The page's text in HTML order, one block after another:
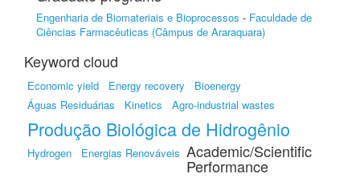
Engenharia de Biomateriais e Bioprocessos - Faculdade de
Ciências Farmacêuticas (Câmpus de Araraquara)
Keyword cloud
Economic yield Energy recovery
Bioenergy
Águas Residuárias
Kinetics Agro-industrial wastes
Produção Biológica de Hidrogênio
Hydrogen Energias Renováveis Academic/Scientific
Performance